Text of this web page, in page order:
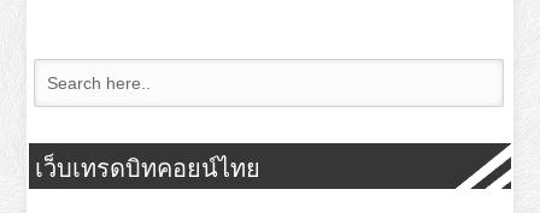
เว็บเทรดบิทคอยน์ไทย